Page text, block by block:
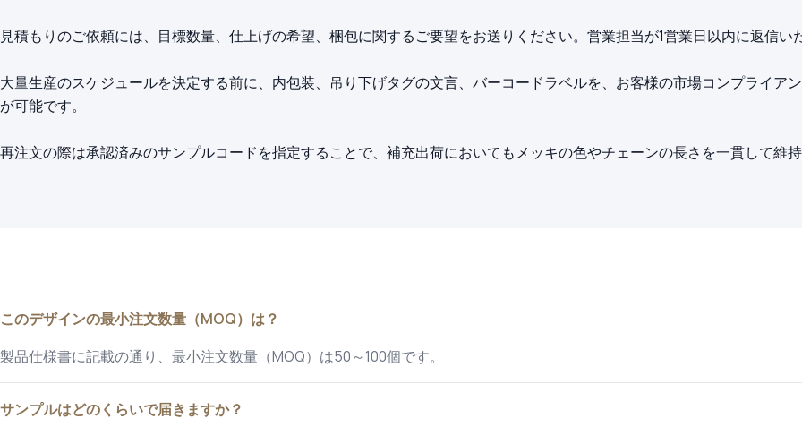
見積もりのご依頼には、目標数量、仕上げの希望、梱包に関するご要望をお送りください。営業担当が1営業日以内に返信い
大量生産のスケジュールを決定する前に、内包装、吊り下げタグの文言、バーコードラベルを、お客様の市場コンプライア
が可能です。
再注文の際は承認済みのサンプルコードを指定することで、補充出荷においてもメッキの色やチェーンの長さを一貫して維
このデザインの最小注文数量（MOQ）は？
製品仕様書に記載の通り、最小注文数量（MOQ）は50～100個です。
サンプルはどのくらいで届きますか？